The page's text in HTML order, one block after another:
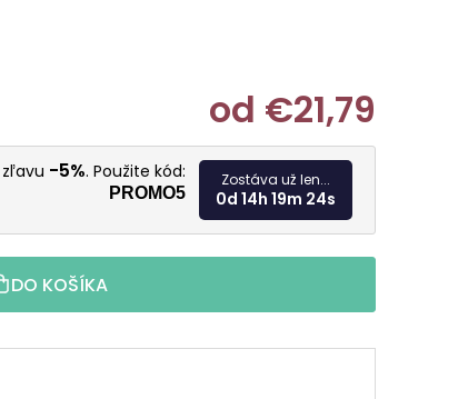
od €21,79
-5%. Použite kód:
PROMO5
Zostáva už len...
0d 14h 19m 23s
DO KOŠÍKA